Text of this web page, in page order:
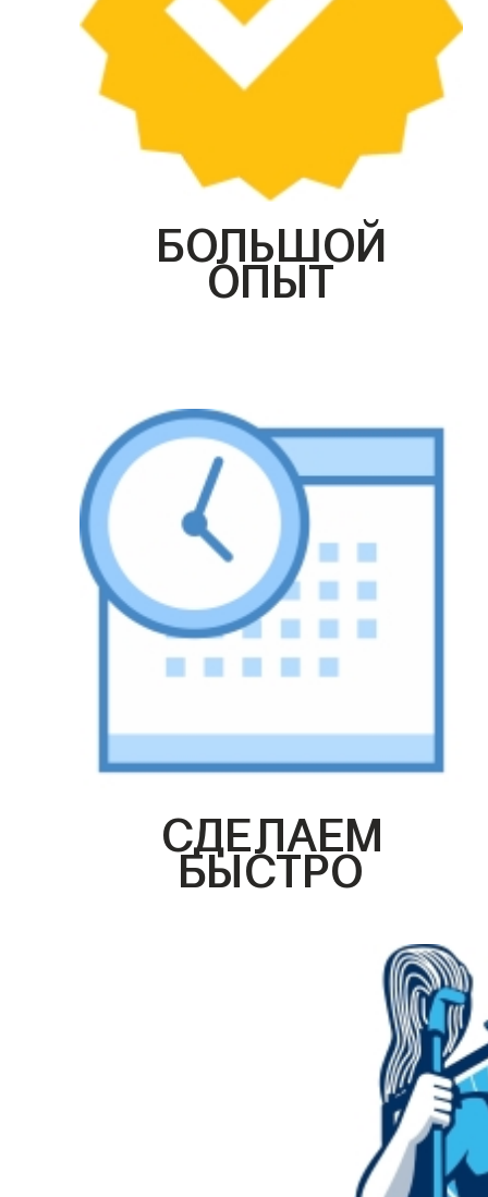
БОЛЬШОЙ
ОПЫТ
СДЕЛАЕМ
БЫСТРО